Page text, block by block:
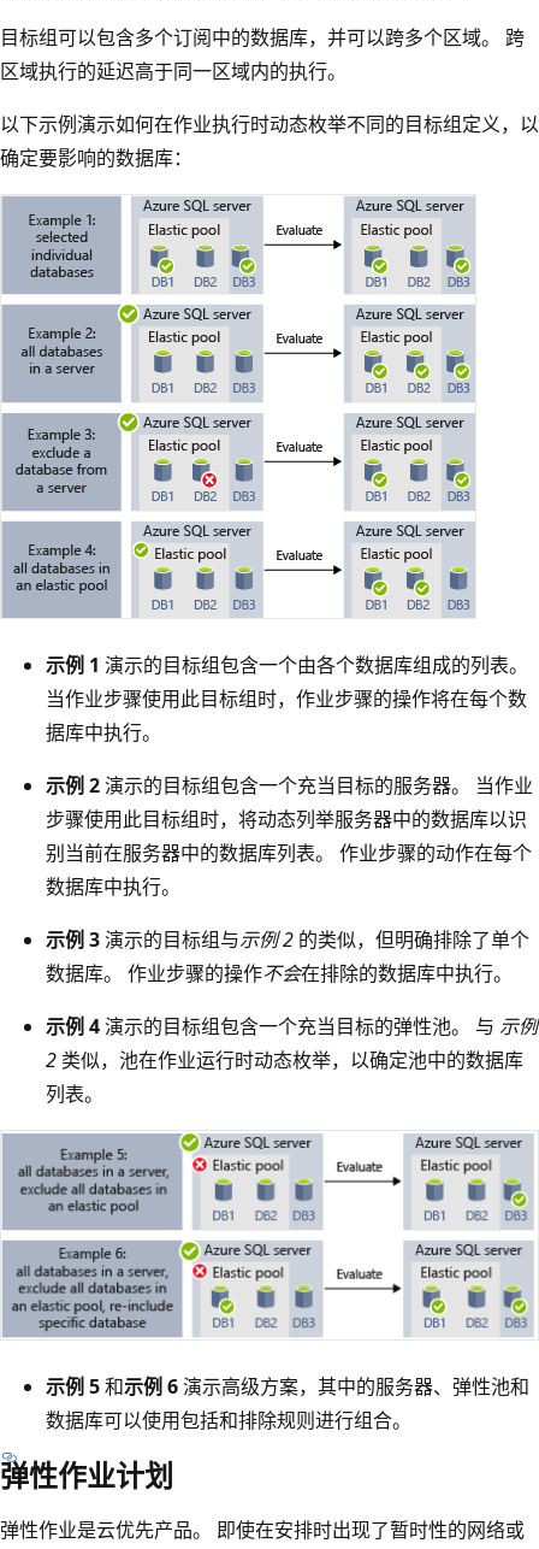
目标组可以包含多个订阅中的数据库，并可以跨多个区域。 跨
区域执行的延迟高于同一区域内的执行。
以下示例演示如何在作业执行时动态枚举不同的目标组定义，以
确定要影响的数据库：
示例 1 演示的目标组包含一个由各个数据库组成的列表。
当作业步骤使用此目标组时，作业步骤的操作将在每个数
据库中执行。
示例 2演示的目标组包含一个充当目标的服务器。 当作业
步骤使用此目标组时，将动态列举服务器中的数据库以识
别当前在服务器中的数据库列表。 作业步骤的动作在每个
数据库中执行。
示例 3演示的目标组与示例 2 的类似，但明确排除了单个
数据库。 作业步骤的操作不会在排除的数据库中执行。
示例 4演示的目标组包含一个充当目标的弹性池。 与 示例
2 类似，池在作业运行时动态枚举，以确定池中的数据库
列表。
示例 5和示例 6演示高级方案，其中的服务器、弹性池和
数据库可以使用包括和排除规则进行组合。
弹性作业计划
弹性作业是云优先产品。 即使在安排时出现了暂时性的网络或